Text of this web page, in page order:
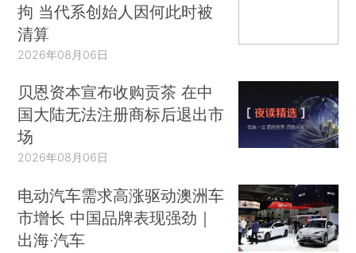
拘 当代系创始人因何此时被
清算
2026年08月06日
贝恩资本宣布收购贡茶 在中
国大陆无法注册商标后退出市
场
2026年08月06日
电动汽车需求高涨驱动澳洲车
市增长 中国品牌表现强劲｜
出海·汽车